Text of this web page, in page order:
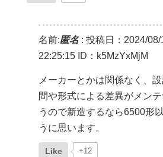
名前:匿名: 投稿日：2024/08/
22:25:15 ID：k5MzYxMjM
メーカーとかは関係なく、
間や形式による差異がメン
うので新造するなら6500形
うに思います。
Like +12